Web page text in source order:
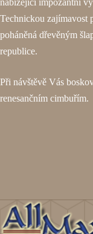
nabízející impozantní
Technickou zajímavost
poháněná dřevěným
republice.
Při návštěvě Vás
renesančním cimbuřím.